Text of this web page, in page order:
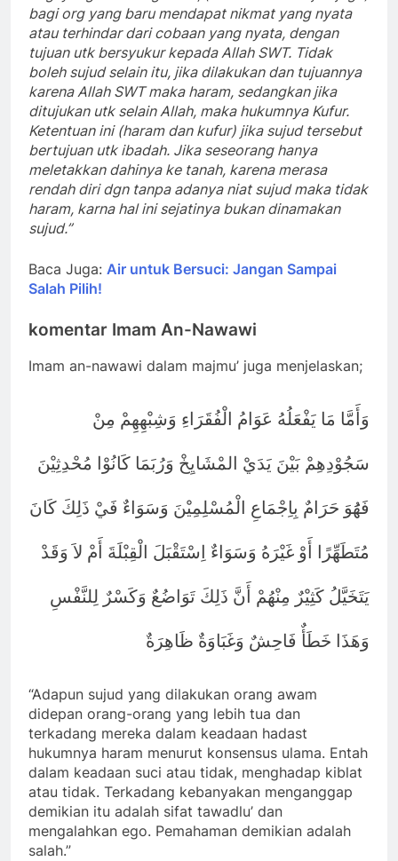
bagi org yang baru mendapat nikmat yang nyata
atau terhindar dari cobaan yang nyata, dengan
tujuan utk bersyukur kepada Allah SWT. Tidak
boleh sujud selain itu, jika dilakukan dan tujuannya
karena Allah SWT maka haram, sedangkan jika
ditujukan utk selain Allah, maka hukumnya Kufur.
Ketentuan ini (haram dan kufur) jika sujud tersebut
bertujuan utk ibadah. Jika seseorang hanya
meletakkan dahinya ke tanah, karena merasa
rendah diri dgn tanpa adanya niat sujud maka tidak
haram, karna hal ini sejatinya bukan dinamakan
sujud.”
Baca Juga: Air untuk Bersuci: Jangan Sampai
Salah Pilih!
komentar Imam An-Nawawi
Imam an-nawawi dalam majmu’ juga menjelaskan;
ﻭَﺃَﻣَّﺎ ﻣَﺎ ﻳَﻔْﻌَﻠُﻪُ ﻋَﻮَﺍﻡُ ﺍﻟْﻔُﻘَﺮَﺍﺀِ ﻭَﺷِﺒْﻬِﻬِﻢْ ﻣِﻦْ
ﺳَﺠُﻮْدِﻫِﻢْ ﺑَﻴْﻦَ ﻳَﺪَﻱْ ﺍﻟﻤْﺸَﺎﻳِﺦْ ﻭَﺭُﺑَﻤَﺎ ﻛَﺎﻧُﻮْﺍ ﻣُﺤْﺪِﺛِﻴْﻦَ
ﻓَﻬَُﻮَ ﺣَﺮَﺍﻡٌ ﺑِﺎِﺟْﻤَﺎﻉِ ﺍﻟْﻤُﺴْﻠِﻤِﻴْﻦَ ﻭَﺳَﻮَﺍﺀٌ ﻓَﻲْ ﺫَﻟِﻚَ ﻛَﺎﻥَ
ﻣُﺘَﻄَﻬِّﺮًﺍ ﺃَﻭْ ﻏَﻴْﺮَﻩُ ﻭَﺳَﻮَﺍﺀٌ ﺍِﺳْﺘَﻘْﺒَﻞَ ﺍﻟْﻘِﺒْﻠَﺔَ ﺃَﻡْ ﻻَ ﻭَﻗَﺪْ
ﻳَﺘَﺨَﻴَّﻞُ ﻛَﺜِﻴْﺮٌ ﻣِﻨْﻬُﻢْ ﺃَﻥَّ ﺫَﻟِﻚَ ﺗَﻮَﺍﺿُﻊٌ ﻭَﻛَﺴْﺮٌ ﻟِﻠﻨَّﻔْﺲِ
ﻭَﻫَﺬَﺍ ﺧَﻄَﺄٌ ﻓَﺎﺣِﺶٌ ﻭَﻏَﺒَﺎﻭَﺓٌ ﻇَﺎﻫِﺮَﺓٌ
“Adapun sujud yang dilakukan orang awam
didepan orang-orang yang lebih tua dan
terkadang mereka dalam keadaan hadast
hukumnya haram menurut konsensus ulama. Entah
dalam keadaan suci atau tidak, menghadap kiblat
atau tidak. Terkadang kebanyakan menganggap
demikian itu adalah sifat tawadlu’ dan
mengalahkan ego. Pemahaman demikian adalah
salah.”